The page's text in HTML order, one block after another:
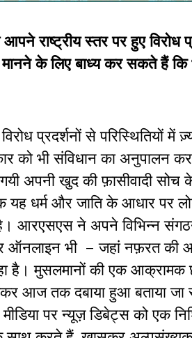
राष्ट्रीय स्तर पर हुए
मानने के लिए बाध्य कर सकते हैं
विरोध प्रदर्शनों से परिस्थितियों
को भी संविधान का अनुपालन
अपनी खुद की फ़ासीवादी
धर्म और जाति के आधार पर
आरएसएस ने अपने विभिन्न
ऑनलाइन भी – जहां नफ़रत की
है। मुसलमानों की एक आक्रामक
आज तक दबाया हुआ बताया जा
पर न्यूज़ डिबेट्स को एक